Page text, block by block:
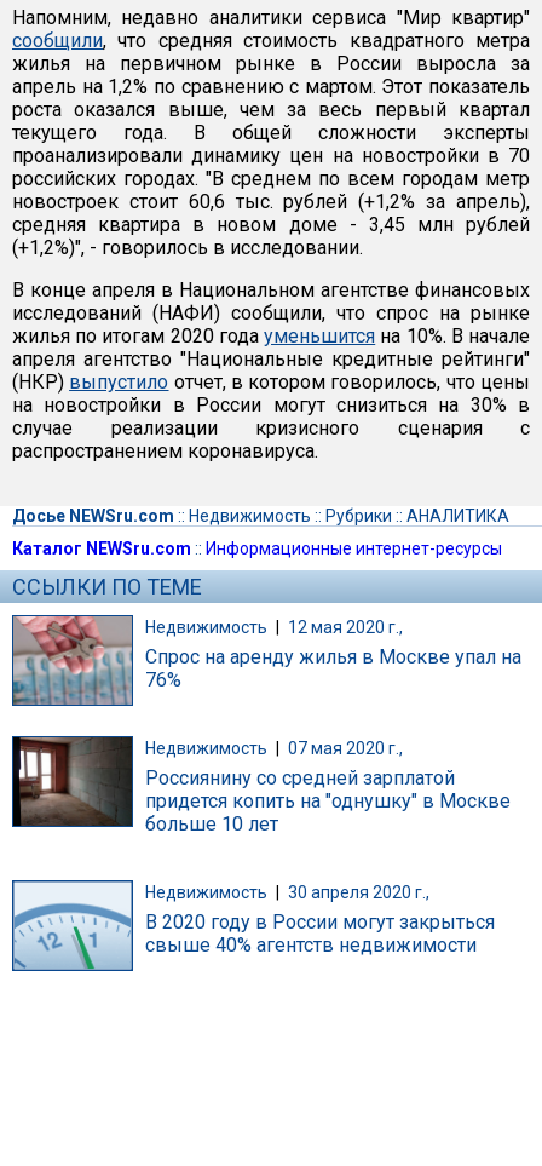
Напомним, недавно аналитики сервиса "Мир квартир"
сообщили, что средняя стоимость квадратного метра
жилья на первичном рынке в России выросла за
апрель на 1,2% по сравнению с мартом. Этот показатель
роста оказался выше, чем за весь первый квартал
текущего года. В общей сложности эксперты
проанализировали динамику цен на новостройки в 70
российских городах. "В среднем по всем городам метр
новостроек стоит 60,6 тыс. рублей (+1,2% за апрель),
средняя квартира в новом доме - 3,45 млн рублей
(+1,2%)", - говорилось в исследовании.
В конце апреля в Национальном агентстве финансовых
исследований (НАФИ) сообщили, что спрос на рынке
жилья по итогам 2020 годауменьшится на 10%. В начале
апреля агентство "Национальные кредитные рейтинги"
(НКР) выпустило отчет, в котором говорилось, что цены
на новостройки в России могут снизиться на 30% в
случае реализации кризисного сценария с
распространением коронавируса.
Досье NEWSru.com :: Недвижимость :: Рубрики :: АНАЛИТИКА
Каталог NEWSru.com :: Информационные интернет-ресурсы
ССЫЛКИ ПО ТЕМЕ
Недвижимость | 12 мая 2020 г.,
Спрос на аренду жилья в Москве упал на
76%
Недвижимость 07 мая 2020 г.,
Россиянину со средней зарплатой
придется копить на "однушку" в Москве
больше 10 лет
Недвижимость 30 апреля 2020 г.,
В 2020 году в России могут закрыться
свыше 40% агентств недвижимости